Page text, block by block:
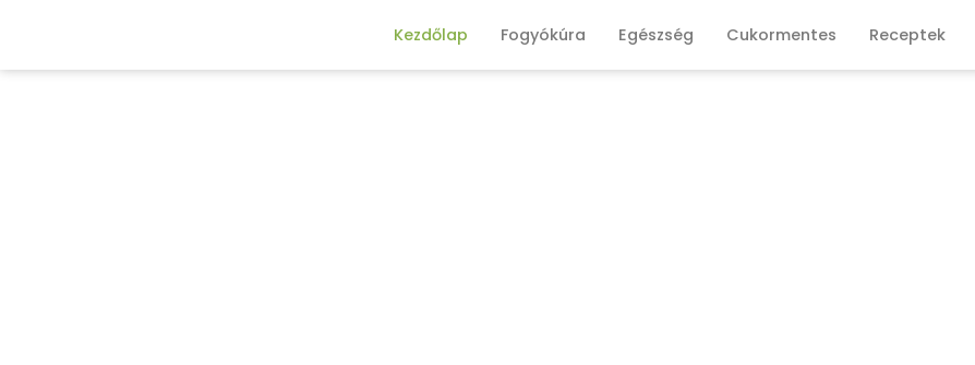
Kezdőlap Fogyókúra Egészség Cukormentes Receptek